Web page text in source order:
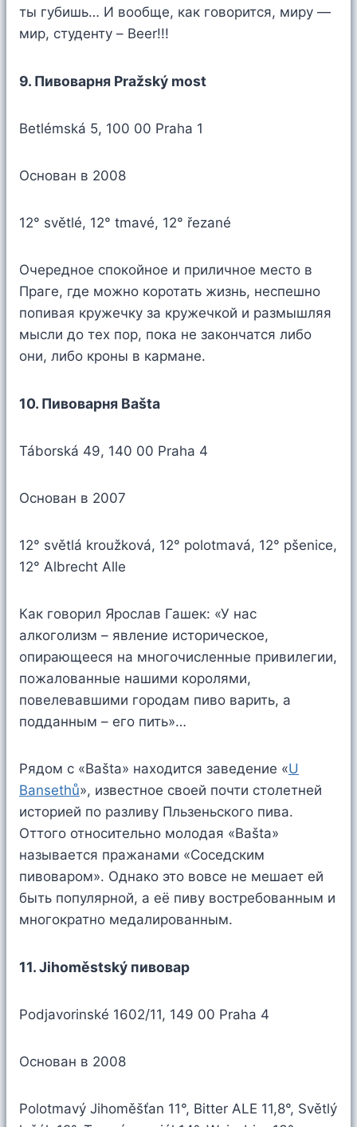
ты губишь… И вообще, как говорится, миру —
мир, студенту – Beer!!!
9. Пивоварня Pražský most
Betlémská 5, 100 00 Praha 1
Основан в 2008
12° světlé, 12° tmavé, 12° řezané
Очередное спокойное и приличное место в
Праге, где можно коротать жизнь, неспешно
попивая кружечку за кружечкой и размышляя
мысли до тех пор, пока не закончатся либо
они, либо кроны в кармане.
10. Пивоварня Bašta
Táborská 49, 140 00 Praha 4
Основан в 2007
12° světlá kroužková, 12° polotmavá, 12° pšenice,
12° Albrecht Alle
Как говорил Ярослав Гашек: «У нас
алкоголизм – явление историческое,
опирающееся на многочисленные привилегии,
пожалованные нашими королями,
повелевавшими городам пиво варить, а
подданным – его пить»…
Рядом с «Bašta» находится заведение «U
Bansethů», известное своей почти столетней
историей по разливу Пльзеньского пива.
Оттого относительно молодая «Bašta»
называется пражанами «Соседским
пивоваром». Однако это вовсе не мешает ей
быть популярной, а её пиву востребованным и
многократно медалированным.
11. Jihoměstský пивовар
Podjavorinské 1602/11, 149 00 Praha 4
Основан в 2008
Polotmavý Jihoměšťan 11°, Bitter ALE 11,8°, Světlý